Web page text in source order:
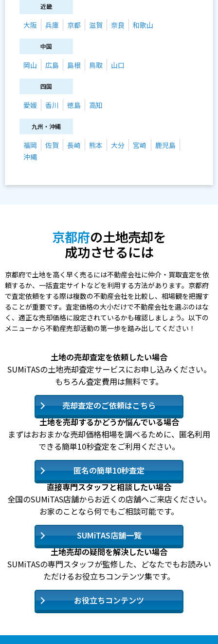
近畿
大阪 兵庫 京都 滋賀 奈良 和歌山
中国
岡山 広島 島根 鳥取 山口
四国
愛媛 香川 徳島 高知
九州・沖縄
福岡 佐賀 長崎 熊本 大分 宮崎
鹿児島
沖縄
京都府の土地売却を
成功させるには
京都府で土地を高く早く売るには不動産会社に仲介・買取査定を依
頼するか、一括査定サイトなどを利用する方法があります。京都府
で査定依頼をする際は複数の不動産会社を比較し、相場観を把握す
ることが重要です。査定価格の大小だけで不動産会社を選ぶのはな
く、適正な売却価格に設定されているかも確認しましょう。以下の
メニューから不動産売却活動の第一歩を踏み出してください！
土地の売却査定を依頼したい場合
SUMiTASの土地売却査定サービスにお申し込みください。
もちろん査定費用は無料です。
売却査定のご依頼はこちら
土地を売却するかどうか悩んでいる場合
まずはおおまかな売却価格相場を調べるために、匿名利用
できる簡単10秒査定をご利用ください。
匿名の簡単10秒査定
直接専門スタッフと相談したい場合
全国のSUMiTAS店舗からお近くの店舗へご来店ください。
お家のことなら何でもご相談可能です。
SUMiTAS店舗一覧
土地売却の疑問を解決したい場合
SUMiTASの専門スタッフが監修した、どなたでもお読みい
ただけるお役立ちコンテンツ集です。
お役立ちコンテンツ